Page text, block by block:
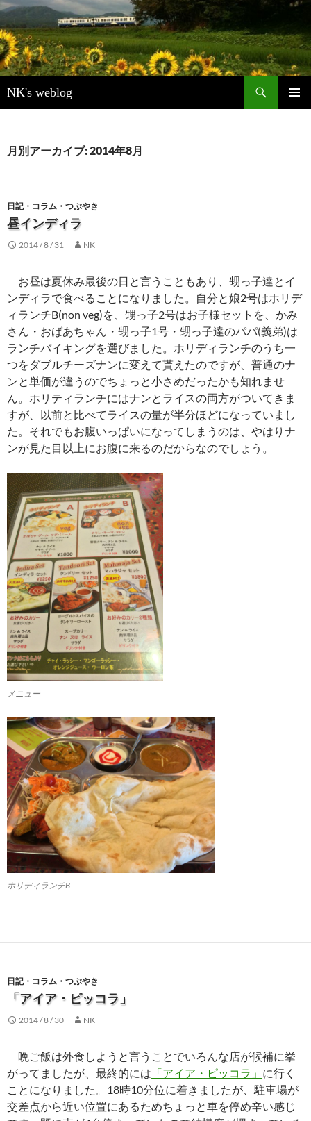
NK's weblog
索
ン
キ
ッ
月別アーカイブ: 2014年8月
日記・コラム・つぶやき
昼インディラ
2014 / 8 / 31 NK
お昼は夏休み最後の日と言うこともあり、甥っ子達とイ
ンディラで食べることになりました。自分と娘2号はホリデ
ィランチB(non veg)を、甥っ子2号はお子様セットを、かみ
さん・おばあちゃん・甥っ子1号・甥っ子達のパパ(義弟)は
ランチバイキングを選びました。ホリディランチのうち一
つをダブルチーズナンに変えて貰えたのですが、普通のナ
ンと単価が違うのでちょっと小さめだったかも知れませ
ん。ホリティランチにはナンとライスの両方がついてきま
すが、以前と比べてライスの量が半分ほどになっていまし
た。それでもお腹いっぱいになってしまうのは、やはりナ
ンが見た目以上にお腹に来るのだからなのでしょう。
メニュー
ホリディランチB
日記・コラム・つぶやき
「アイア・ピッコラ」
2014 / 8 / 30 NK
晩ご飯は外食しようと言うことでいろんな店が候補に挙
がってましたが、最終的には 「アイア・ピッコラ」 に行く
ことになりました。18時10分位に着きましたが、駐車場が
交差点から近い位置にあるためちょっと車を停め辛い感じ